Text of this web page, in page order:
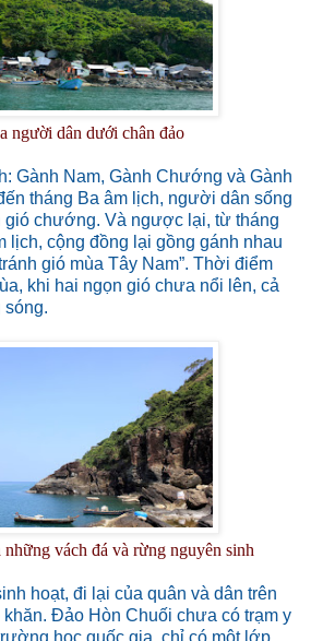
người dân dưới chân đảo
Gành Nam, Gành Chướng và Gành
tháng Ba âm lịch, người dân sống
gió chướng. Và ngược lại, từ tháng
lịch, cộng đồng lại gồng gánh nhau
gió mùa Tây Nam”. Thời điểm
khi hai ngọn gió chưa nổi lên, cả
sóng.
những vách đá và rừng nguyên sinh
hoạt, đi lại của quân và dân trên
Đảo Hòn Chuối chưa có trạm y